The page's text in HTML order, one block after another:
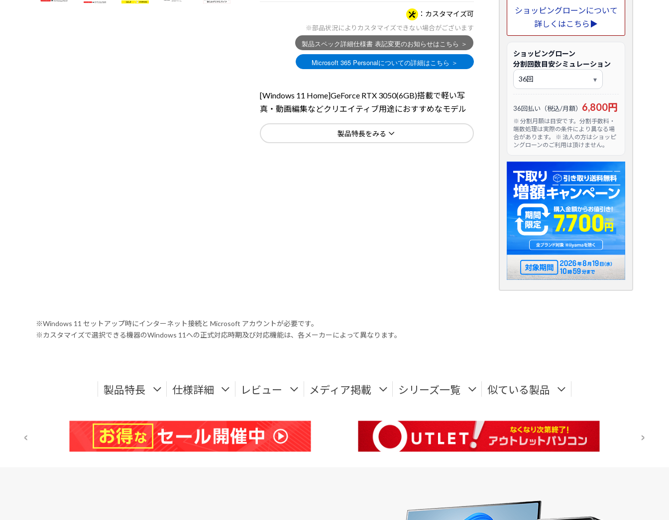
カスタマイズ可
※部品状況によりカスタマイズできない場合がございます
[Windows 11 Home]GeForce RTX 3050(6GB)搭載で軽い写
真・動画編集などクリエイティブ用途におすすめなモデル
製品特長をみる
ショッピングローンについて
詳しくはこちら▶
ショッピングローン
分割回数目安シミュレーション
36回払い（税込/月額） 6,800円
※ 分割月額は目安です。分割手数料・
端数処理は実際の条件により異なる場
合があります。 ※ 法人の方はショッピ
ングローンのご利用は頂けません。
※Windows 11 セットアップ時にインターネット接続と Microsoft アカウントが必要です。
※カスタマイズで選択できる機器のWindows 11への正式対応時期及び対応機能は、各メーカーによって異なります。
製品特長 仕様詳細 レビュー メディア掲載 シリーズ一覧 似ている製品